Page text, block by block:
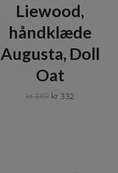
Liewood,
håndklæde
Augusta, Doll
Oat
kr 369 kr 332